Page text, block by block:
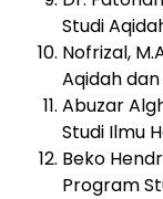
Studi
Nofrizal,
Aqidah
Abuzar
Studi Ilmu
Beko
Program